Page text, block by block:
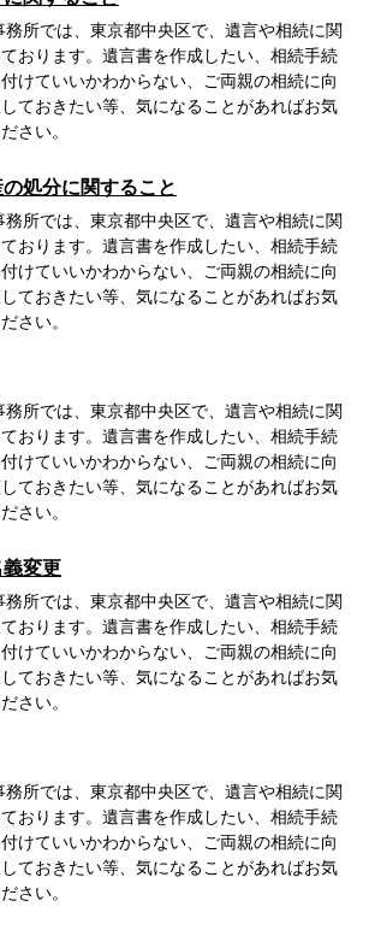
務所では、東京都中央区で、遺言や相続に関
おります。遺言書を作成したい、相続手続
けていいかわからない、ご両親の相続に向
ておきたい等、気になることがあればお気
さい。
処分に関すること
務所では、東京都中央区で、遺言や相続に関
おります。遺言書を作成したい、相続手続
けていいかわからない、ご両親の相続に向
ておきたい等、気になることがあればお気
さい。
務所では、東京都中央区で、遺言や相続に関
おります。遺言書を作成したい、相続手続
けていいかわからない、ご両親の相続に向
ておきたい等、気になることがあればお気
さい。
変更
務所では、東京都中央区で、遺言や相続に関
おります。遺言書を作成したい、相続手続
けていいかわからない、ご両親の相続に向
ておきたい等、気になることがあればお気
さい。
務所では、東京都中央区で、遺言や相続に関
おります。遺言書を作成したい、相続手続
けていいかわからない、ご両親の相続に向
ておきたい等、気になることがあればお気
さい。